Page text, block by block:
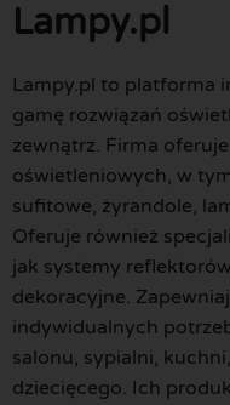
Lampy.pl
Lampy.pl to platforma
gamę rozwiązań
zewnątrz. Firma
oświetleniowych, w
sufitowe, żyrandole,
Oferuje również
jak systemy
dekoracyjne.
indywidualnych
salonu, sypialni,
dziecięcego. Ich